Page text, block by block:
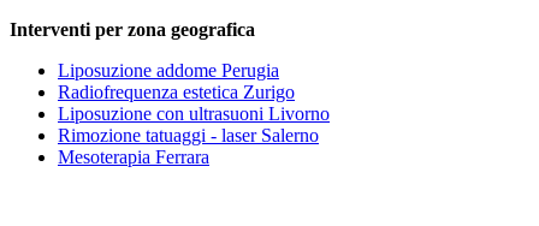
Interventi per zona geografica
Liposuzione addome Perugia
Radiofrequenza estetica Zurigo
Liposuzione con ultrasuoni Livorno
Rimozione tatuaggi - laser Salerno
Mesoterapia Ferrara